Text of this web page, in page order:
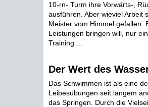
10-rn- Turm ihre Vorwärts-,
ausführen. Aber wieviel Arbeit
Meister vom Himmel gefallen.
Leistungen bringen will, nur
Training ...
Der Wert des
Das Schwimmen ist als eine
Leibesübungen seit langem
das Springen. Durch die